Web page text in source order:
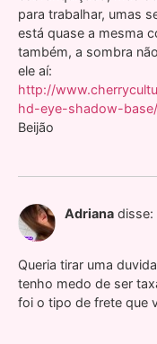
para trabalhar, umas
está quase a mesma
também, a sombra
ele aí:
http://
hd-eye-shadow-base/
Beijão
Adriana disse:
Queria tirar uma
tenho medo de ser
foi o tipo de frete que